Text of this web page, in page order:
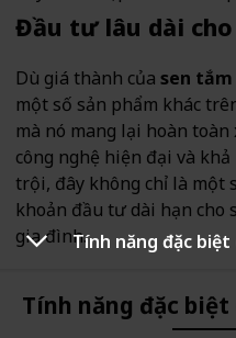
Tính năng đặc
Tính năng đặc
Đầu tư lâu dài
Dù giá thành của sen tắm
một số sản phẩm khác
mà nó mang lại hoàn
công nghệ hiện đại và
trội, đây không chỉ là một
khoản đầu tư dài hạn cho
gia đình.